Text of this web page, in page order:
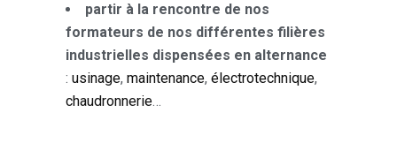
partir à la rencontre de nos
formateurs de nos différentes filières
industrielles dispensées en alternance
: usinage, maintenance, électrotechnique,
chaudronnerie…